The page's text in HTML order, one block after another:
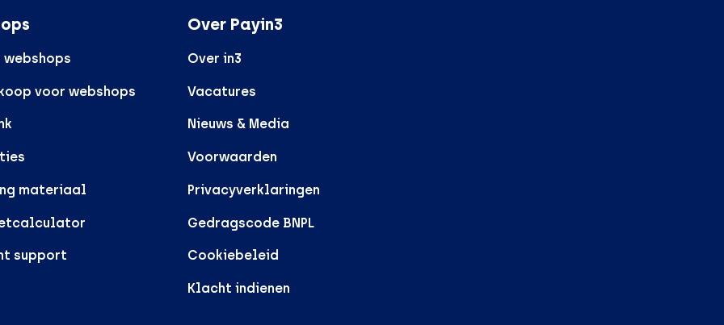
webshops
voor webshops
materiaal
support
Over Payin3
Over in3
Vacatures
Nieuws & Media
Voorwaarden
Privacyverklaringen
Gedragscode BNPL
Cookiebeleid
Klacht indienen